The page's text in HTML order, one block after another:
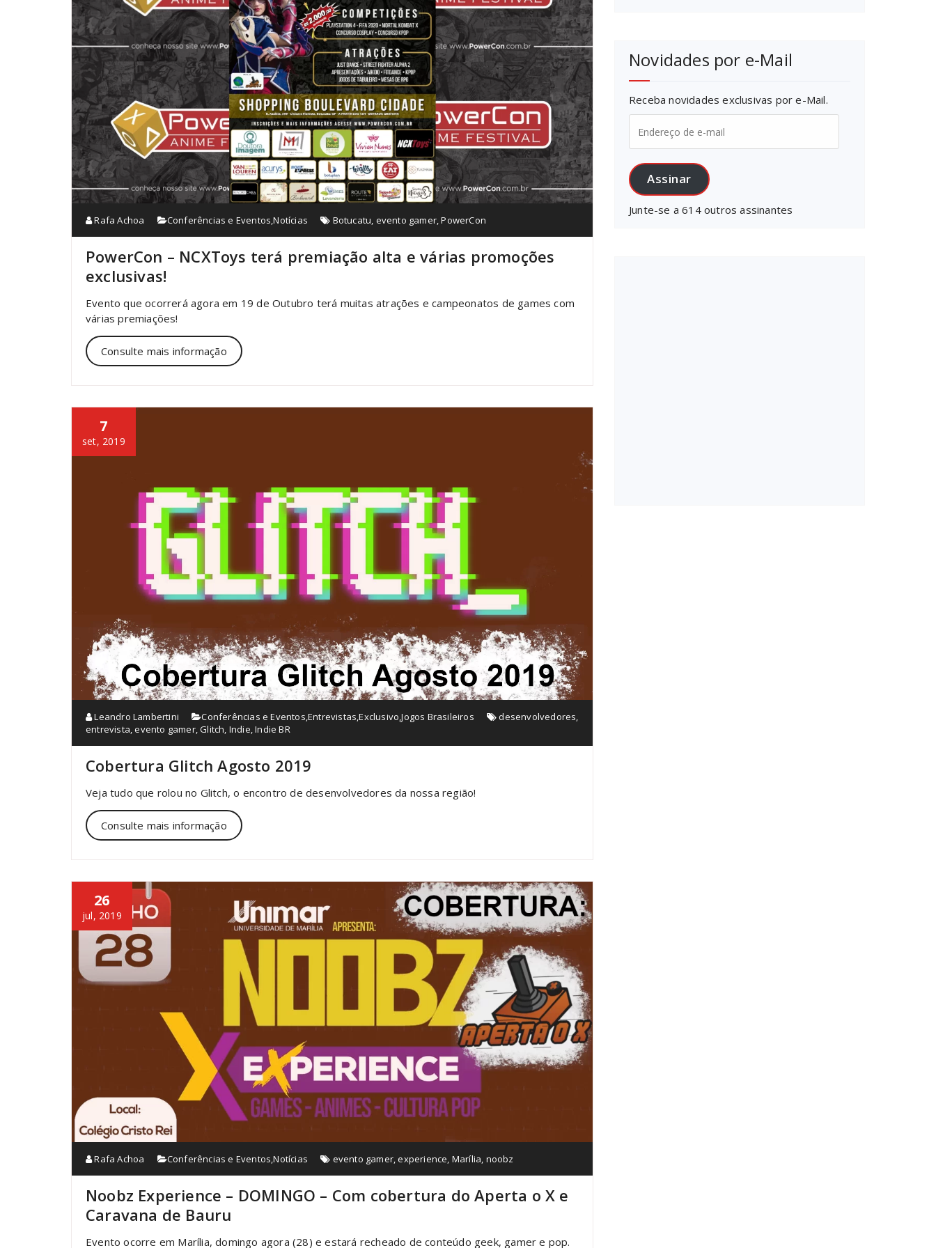
Rafa Achoa Conferências e Eventos,Notícias Botucatu, evento gamer,PowerCon
PowerCon – NCXToys terá premiação alta e várias promoções
exclusivas!
Evento que ocorrerá agora em 19 de Outubro terá muitas atrações e campeonatos de games com
várias premiações!
Consulte mais informação
7
set, 2019
Leandro Lambertini Conferências e Eventos,Entrevistas,Exclusivo,Jogos Brasileiros desenvolvedores,
entrevista,evento gamer,Glitch, Indie,Indie BR
Cobertura Glitch Agosto 2019
Veja tudo que rolou no Glitch, o encontro de desenvolvedores da nossa região!
Consulte mais informação
26
jul, 2019
Rafa Achoa Conferências e Eventos,Notícias evento gamer,experience, Marília, noobz
Noobz Experience – DOMINGO – Com cobertura do Aperta o X e
Caravana de Bauru
Evento ocorre em Marília, domingo agora (28) e estará recheado de conteúdo geek, gamer e pop.
Novidades por e-Mail
Receba novidades exclusivas por e-Mail.
de
e-
mail
Assinar
Junte-se a 614 outros assinantes